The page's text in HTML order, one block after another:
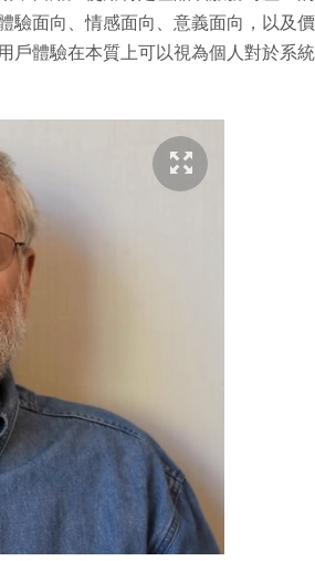
驗面向、情感面向、意義面向，以及
戶體驗在本質上可以視為個人對於系